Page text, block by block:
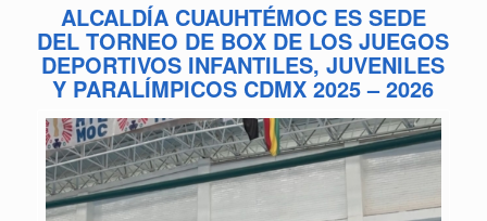
ALCALDÍA CUAUHTÉMOC ES SEDE
DEL TORNEO DE BOX DE LOS JUEGOS
DEPORTIVOS INFANTILES, JUVENILES
Y PARALÍMPICOS CDMX 2025 – 2026